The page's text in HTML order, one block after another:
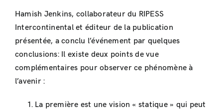
Hamish Jenkins, collaborateur du RIPESS
Intercontinental et éditeur de la publication
présentée, a conclu l’événement par quelques
conclusions: Il existe deux points de vue
complémentaires pour observer ce phénomène à
l’avenir :
La première est une vision « statique » qui peut